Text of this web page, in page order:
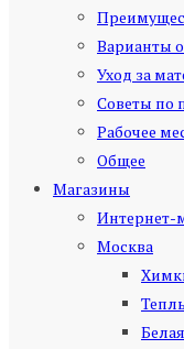
Варианты
Уход за
Советы по
Рабочее
Общее
Магазины
Интернет-
Москва